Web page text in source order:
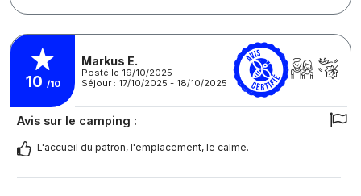
10 /10
Markus E.
Posté le 19/10/2025
Séjour : 17/10/2025 - 18/10/2025
Avis sur le camping :
L'accueil du patron, l'emplacement, le calme.